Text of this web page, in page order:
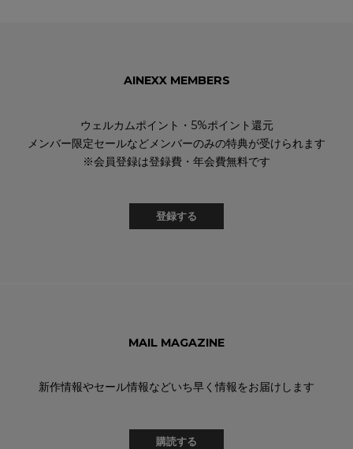
AINEXX MEMBERS
ウェルカムポイント・5%ポイント還元
メンバー限定セールなどメンバーのみの特典が受けられます
※会員登録は登録費・年会費無料です
登録する
MAIL MAGAZINE
新作情報やセール情報などいち早く情報をお届けします
購読する